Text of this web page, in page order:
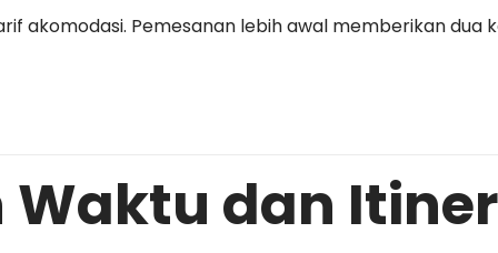
akomodasi. Pemesanan lebih awal memberikan dua
Waktu dan